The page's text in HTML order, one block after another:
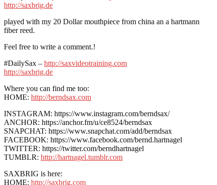
http://saxbrig.de
played with my 20 Dollar mouthpiece from china an a hartmann
fiber reed.
Feel free to write a comment.!
#DailySax – http://saxvideotraining.com
http://saxbrig.de
Where you can find me too:
HOME: http://berndsax.com
INSTAGRAM: https://www.instagram.com/berndsax/
ANCHOR: https://anchor.fm/u/ce8524/berndsax
SNAPCHAT: https://www.snapchat.com/add/berndsax
FACEBOOK: https://www.facebook.com/bernd.hartnagel
TWITTER: https://twitter.com/berndhartnagel
TUMBLR: http://hartnagel.tumblr.com
SAXBRIG is here:
HOME: http://saxbrig.com